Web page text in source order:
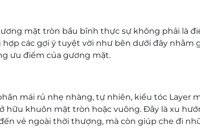
mặt tròn bầu bĩnh thực sự không phải là
hợp các gợi ý tuyệt vời như bên dưới đây nhằm
ưu điểm của gương mặt.
mái rủ nhẹ nhàng, tự nhiên, kiểu tóc Layer
hữu khuôn mặt tròn hoặc vuông. Đây là xu
vẻ ngoài thời thượng, mà còn giúp che đi